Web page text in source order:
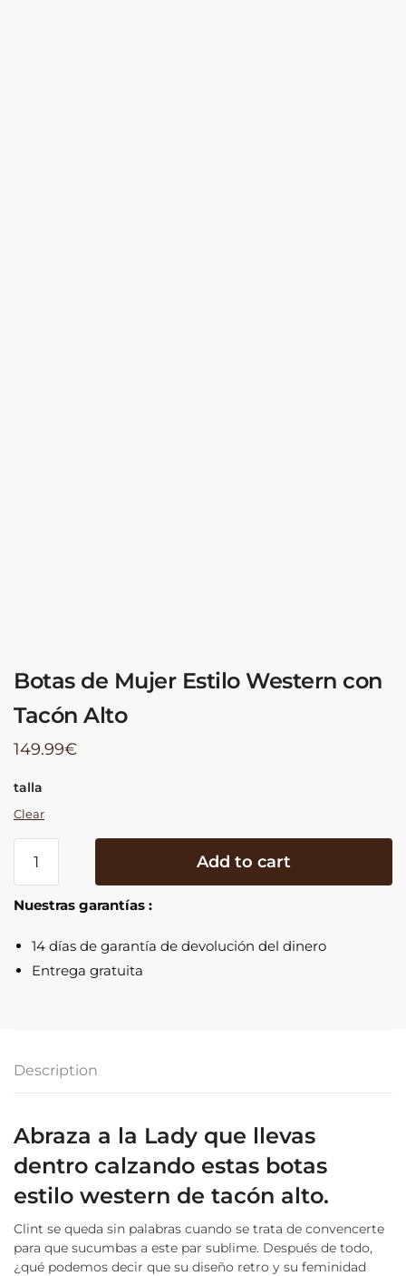
Botas de Mujer Estilo Western con
Tacón Alto
149.99€
talla
Clear
Estilo
Tacón
Add to cart
Nuestras garantías :
14 días de garantía de devolución del dinero
Entrega gratuita
Description
Abraza a la Lady que llevas
dentro calzando estas botas
estilo western de tacón alto.
Clint se queda sin palabras cuando se trata de convencerte
para que sucumbas a este par sublime. Después de todo,
¿qué podemos decir que su diseño retro y su feminidad